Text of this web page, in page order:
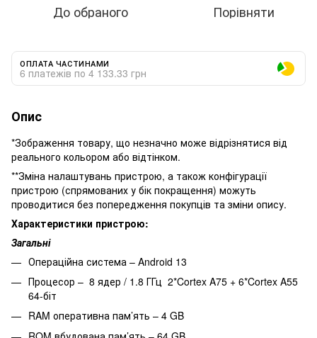
До обраного Порівняти
ОПЛАТА ЧАСТИНАМИ
6 платежів по 4 133.33 грн
Опис
*Зображення товару, що незначно може відрізнятися від
реального кольором або відтінком.
**Зміна налаштувань пристрою, а також конфігурації
пристрою (спрямованих у бік покращення) можуть
проводитися без попередження покупців та зміни опису.
Характеристики пристрою:
Загальні
Операційна система – Android 13
Процесор – 8 ядер / 1.8 ГГц 2*Cortex A75 + 6*Cortex A55
64-біт
RAM оперативна пам’ять – 4 GB